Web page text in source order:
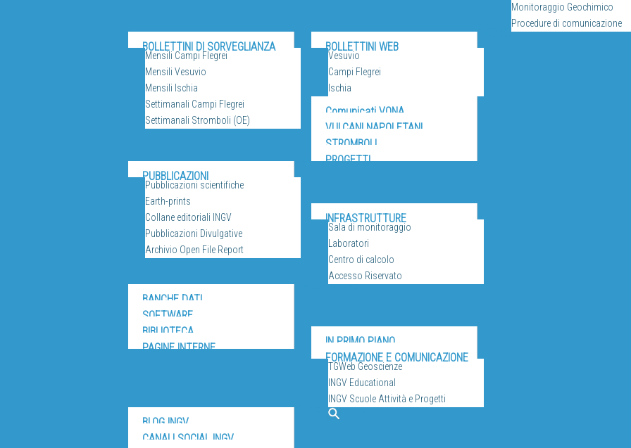
Monitoraggio Geochimico
Procedure di comunicazione
BOLLETTINI DI SORVEGLIANZA
Mensili Campi Flegrei
Mensili Vesuvio
Mensili Ischia
Settimanali Campi Flegrei
Settimanali Stromboli (OE)
BOLLETTINI WEB
Vesuvio
Campi Flegrei
Ischia
Comunicati VONA
RICERCA
VULCANI NAPOLETANI
STROMBOLI
PROGETTI
PUBBLICAZIONI
Pubblicazioni scientifiche
Earth-prints
Collane editoriali INGV
Pubblicazioni Divulgative
Archivio Open File Report
SERVIZI E RISORSE
INFRASTRUTTURE
Sala di monitoraggio
Laboratori
Centro di calcolo
Accesso Riservato
BANCHE DATI
SOFTWARE
BIBLIOTECA
PAGINE INTERNE
DIVULGAZIONE
IN PRIMO PIANO
FORMAZIONE E COMUNICAZIONE
TGWeb Geoscienze
INGV Educational
INGV Scuole Attività e Progetti
BLOG INGV
CANALI SOCIAL INGV